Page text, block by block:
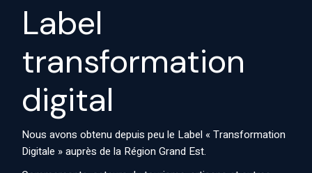
Label
transformation
digital
Nous avons obtenu depuis peu le Label « Transformation
Digitale »auprès de la Région Grand Est.